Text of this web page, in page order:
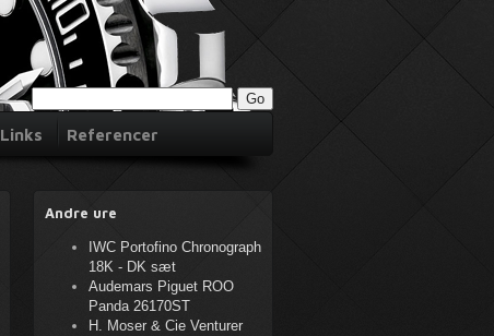
Links Referencer
Andre ure
IWC Portofino Chronograph
18K - DK sæt
Audemars Piguet ROO
Panda 26170ST
H. Moser & Cie Venturer